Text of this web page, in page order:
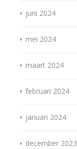
juni 2024
mei 2024
maart 2024
februari 2024
januari 2024
december 2023